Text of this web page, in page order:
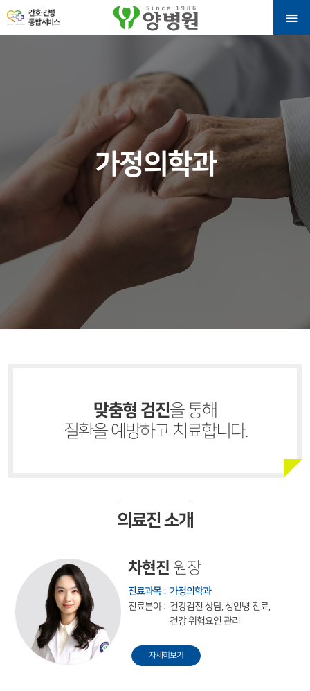
간호·간병
통합 서비스
가정의학과
맞춤형 검진을 통해
질환을 예방하고 치료합니다.
의료진 소개
차현진 원장
진료과목 : 가정의학과
진료분야 : 건강검진 상담, 성인병 진료,
건강 위험요인 관리
자세히보기